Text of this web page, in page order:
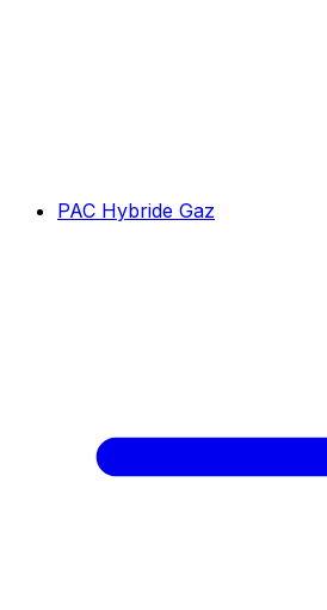
PAC Hybride Gaz